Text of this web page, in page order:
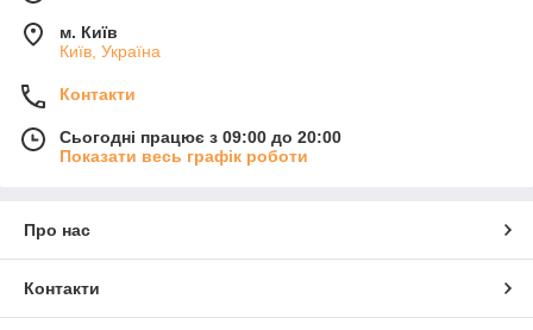
м. Київ
Київ, Україна
Контакти
Сьогодні працює з 09:00 до 20:00
Показати весь графік роботи
Про нас
Контакти